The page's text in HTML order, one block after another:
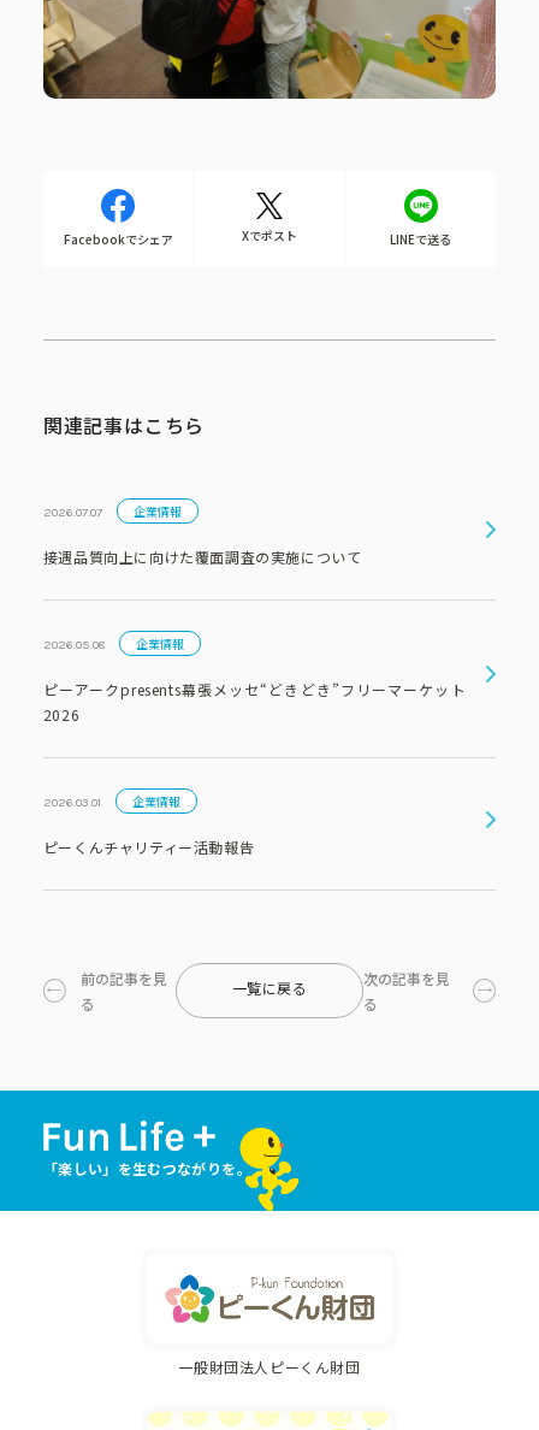
Facebookでシェア Xでポスト LINEで送る
関連記事はこちら
2026.07.07 企業情報
接遇品質向上に向けた覆面調査の実施について
2026.05.08 企業情報
ピーアークpresents幕張メッセ“どきどき”フリーマーケット
2026
2026.03.01 企業情報
ピーくんチャリティー活動報告
前の記事を見
る
一覧に戻る
次の記事を見
る
「楽しい」を生むつながりを。
一般財団法人ピーくん財団